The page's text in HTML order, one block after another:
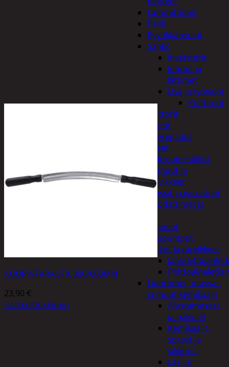
Lämmittimet
Peilit
Pyyhkijänsulat
Sähkö
Invertterit
Johdot ja
liittimet
Lisä ja työvalot
Polttimot
Irtomoottorit,
aggregaatit
Aggregaatit
Lisälaitteet
Polttoainesäiliöt,
pumput ja
tarvikkeet
Vinssit ja varusteet
Öljyt, suodattimet ja
Avaimet
Imupumput
Letkut ja tarvikkeet
Polttoaineletkut
Liuottimet, massat,
ja muut kemikaalit
Alustamassat
ja pakkelit
Kemikaalit,
sprayt ja
silikonit
Lasi ja
KUORINTARAUTA 300/600MM
23,90 €
Lisää ostoskoriin